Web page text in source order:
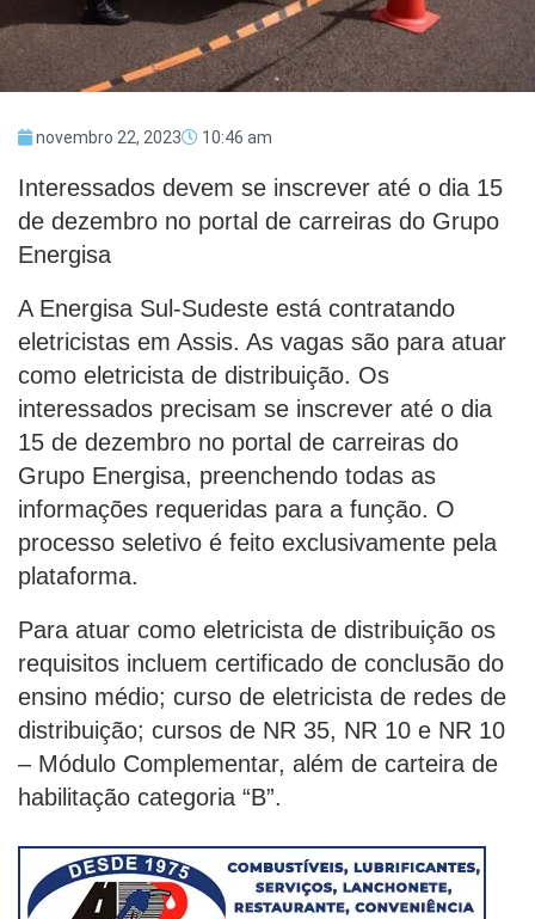
novembro 22, 2023 10:46 am
Interessados devem se inscrever até o dia 15
de dezembro no portal de carreiras do Grupo
Energisa
A Energisa Sul-Sudeste está contratando
eletricistas em Assis. As vagas são para atuar
como eletricista de distribuição. Os
interessados precisam se inscrever até o dia
15 de dezembro no portal de carreiras do
Grupo Energisa, preenchendo todas as
informações requeridas para a função. O
processo seletivo é feito exclusivamente pela
plataforma.
Para atuar como eletricista de distribuição os
requisitos incluem certificado de conclusão do
ensino médio; curso de eletricista de redes de
distribuição; cursos de NR 35, NR 10 e NR 10
– Módulo Complementar, além de carteira de
habilitação categoria “B”.